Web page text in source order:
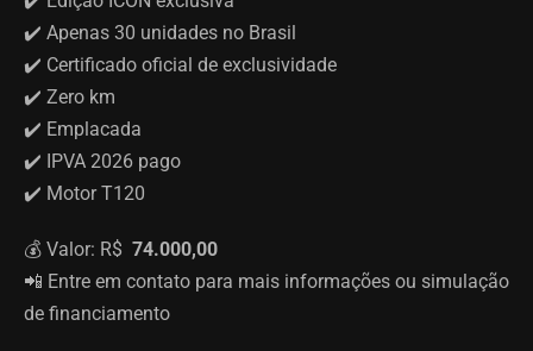
✔️ Apenas 30 unidades no Brasil
✔️ Certificado oficial de exclusividade
✔️ Zero km
✔️ Emplacada
✔️ IPVA 2026 pago
✔️ Motor T120
💰 Valor: R$ 74.000,00
📲 Entre em contato para mais informações ou simulação
de financiamento